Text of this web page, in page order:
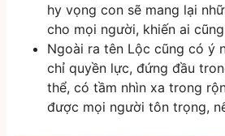
hy vọng con sẽ mang lại
cho mọi người, khiến ai
Ngoài ra tên Lộc cũng có ý
chỉ quyền lực, đứng đầu
thể, có tầm nhìn xa trong
được mọi người tôn trọng,